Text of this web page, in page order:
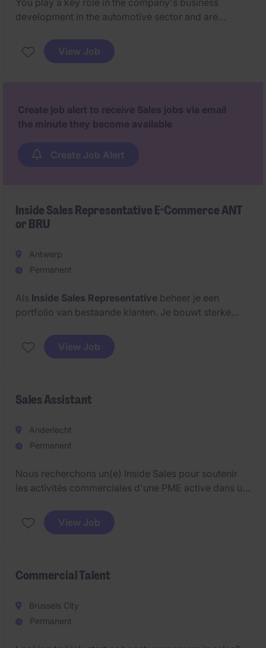
You play a key role in the company's business
development in the automotive sector and are
a B2B client base.
View Job
Create job alert to receive Sales jobs via email
the minute they become available
Create Job Alert
Inside Sales Representative E-Commerce ANT
or BRU
Antwerp
Permanent
Als Inside Sales Representative beheer je een
portfolio van bestaande klanten. Je bouwt sterke
samenwerkingen. Je denkt actief mee met klanten en
adviseert hen over oplossingen die aansluiten bij hun
View Job
Sales Assistant
Anderlecht
Permanent
Nous recherchons un(e) Inside Sales pour soutenir
les activités commerciales d'une PME active dans un
Vous travaillez en étroite collaboration avec un sales
commerciaux.
Vous reportez directement au Sales Manager.
View Job
Commercial Talent
Brussels City
Permanent